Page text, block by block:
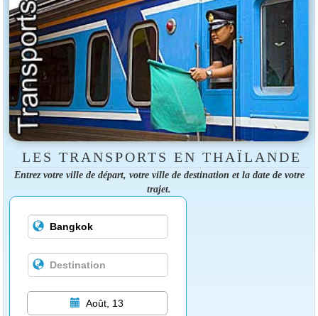
LES TRANSPORTS EN THAÏLANDE
Entrez votre ville de départ, votre ville de destination et la date de votre
trajet.
Août, 13